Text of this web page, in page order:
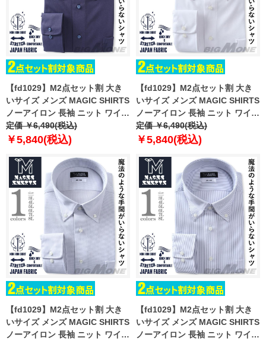
【fd1029】M2点セット割 大き
いサイズ メンズ MAGIC SHIRTS
ノーアイロン 長袖 ニット ワイシ
ャツ ボタンダウン 吸水速乾 スト
レッチ 日本製生地使用 ewma99-
定価 ￥6,490(税込)
￥5,840(税込)
【fd1029】M2点セット割 大き
いサイズ メンズ MAGIC SHIRTS
ノーアイロン 長袖 ニット ワイシ
ャツ ボタンダウン 吸水速乾 スト
レッチ 日本製生地使用 ewma99-
定価 ￥6,490(税込)
￥5,840(税込)
【fd1029】M2点セット割 大き
いサイズ メンズ MAGIC SHIRTS
ノーアイロン 長袖 ニット ワイシ
【fd1029】M2点セット割 大き
いサイズ メンズ MAGIC SHIRTS
ノーアイロン 長袖 ニット ワイシ